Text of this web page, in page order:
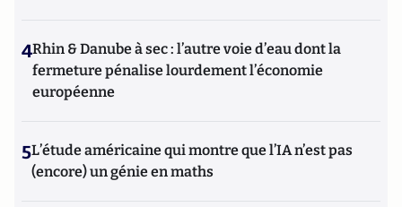
4Rhin & Danube à sec : l’autre voie d’eau dont la
fermeture pénalise lourdement l’économie
européenne
5L’étude américaine qui montre que l’IA n’est pas
(encore) un génie en maths